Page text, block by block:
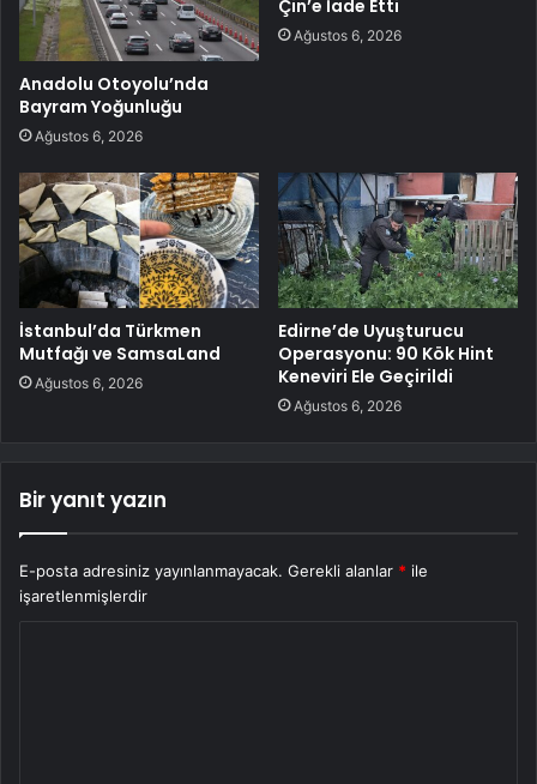
Anadolu Otoyolu’nda
Bayram Yoğunluğu
Ağustos 6, 2026
Çin’e İade Etti
Ağustos 6, 2026
İstanbul’da Türkmen
Mutfağı ve SamsaLand
Ağustos 6, 2026
Edirne’de Uyuşturucu
Operasyonu: 90 Kök Hint
Keneviri Ele Geçirildi
Ağustos 6, 2026
Bir yanıt yazın
E-posta adresiniz yayınlanmayacak. Gerekli alanlar * ile
işaretlenmişlerdir